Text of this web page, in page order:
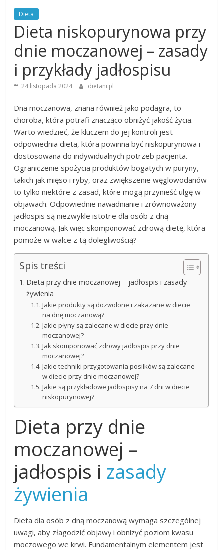
Dieta
Dieta niskopurynowa przy
dnie moczanowej – zasady
i przykłady jadłospisu
24 listopada 2024 dietani.pl
Dna moczanowa, znana również jako podagra, to
choroba, która potrafi znacząco obniżyć jakość życia.
Warto wiedzieć, że kluczem do jej kontroli jest
odpowiednia dieta, która powinna być niskopurynowa i
dostosowana do indywidualnych potrzeb pacjenta.
Ograniczenie spożycia produktów bogatych w puryny,
takich jak mięso i ryby, oraz zwiększenie węglowodanów
to tylko niektóre z zasad, które mogą przynieść ulgę w
objawach. Odpowiednie nawadnianie i zrównoważony
jadłospis są niezwykle istotne dla osób z dną
moczanową. Jak więc skomponować zdrową dietę, która
pomoże w walce z tą dolegliwością?
Spis treści
Dieta przy dnie moczanowej – jadłospis i zasady
żywienia
Jakie produkty są dozwolone i zakazane w diecie
na dnę moczanową?
Jakie płyny są zalecane w diecie przy dnie
moczanowej?
Jak skomponować zdrowy jadłospis przy dnie
moczanowej?
Jakie techniki przygotowania posiłków są zalecane
w diecie przy dnie moczanowej?
Jakie są przykładowe jadłospisy na 7 dni w diecie
niskopurynowej?
Dieta przy dnie
moczanowej –
jadłospis i zasady
żywienia
Dieta dla osób z dną moczanową wymaga szczególnej
uwagi, aby złagodzić objawy i obniżyć poziom kwasu
moczowego we krwi. Fundamentalnym elementem jest